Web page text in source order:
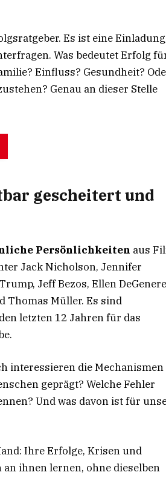
Es ist eine
Was bedeutet Erfolg
Einfluss? Gesundheit?
Genau an dieser Stelle
gescheitert und
Persönlichkeiten aus
Jack Nicholson, Jennifer
Jeff Bezos, Ellen
Thomas Müller. Es sind
letzten 12 Jahren für das
interessieren die Mechanismen
geprägt? Welche Fehler
Und was davon ist für
Ihre Erfolge, Krisen und
ihnen lernen, ohne dieselben